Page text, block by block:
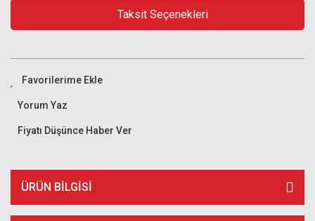
Taksit Seçenekleri
Yorum Yaz
Fiyatı Düşünce Haber Ver
ÜRÜN BILGISI